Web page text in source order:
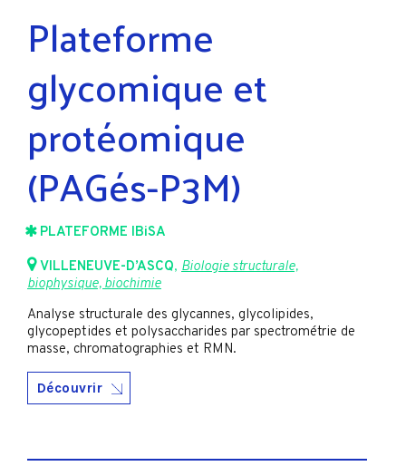
Plateforme
glycomique et
protéomique
(PAGés-P3M)
PLATEFORME IBiSA
VILLENEUVE-D’ASCQ, Biologie structurale,
biophysique, biochimie
Analyse structurale des glycannes, glycolipides,
glycopeptides et polysaccharides par spectrométrie de
masse, chromatographies et RMN.
Découvrir